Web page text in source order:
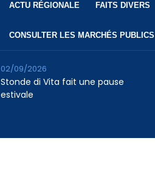
ACTU RÉGIONALE FAITS DIVERS
CONSULTER LES MARCHÉS PUBLICS
Stonde di Vita fait une pause
estivale
02/09/2026